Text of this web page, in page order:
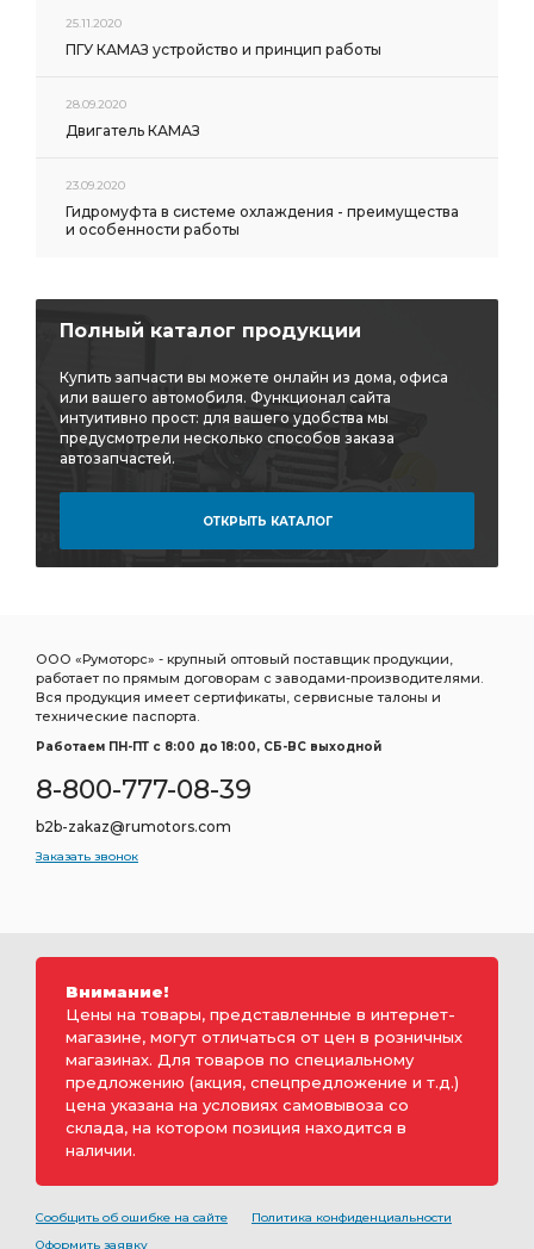
25.11.2020
ПГУ КАМАЗ устройство и принцип работы
28.09.2020
Двигатель КАМАЗ
23.09.2020
Гидромуфта в системе охлаждения - преимущества
и особенности работы
Полный каталог продукции
Купить запчасти вы можете онлайн из дома, офиса
или вашего автомобиля. Функционал сайта
интуитивно прост: для вашего удобства мы
предусмотрели несколько способов заказа
автозапчастей.
ОТКРЫТЬ КАТАЛОГ
ООО «Румоторс» - крупный оптовый поставщик продукции,
работает по прямым договорам с заводами-производителями.
Вся продукция имеет сертификаты, сервисные талоны и
технические паспорта.
Работаем ПН-ПТ c 8:00 до 18:00, СБ-ВС выходной
8-800-777-08-39
b2b-zakaz@rumotors.com
Заказать звонок
Внимание!
Цены на товары, представленные в интернет-
магазине, могут отличаться от цен в розничных
магазинах. Для товаров по специальному
предложению (акция, спецпредложение и т.д.)
цена указана на условиях самовывоза со
склада, на котором позиция находится в
наличии.
Сообщить об ошибке на сайте
Политика конфиденциальности
Оформить заявку